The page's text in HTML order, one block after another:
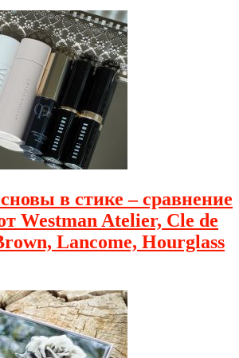
в стике – сравнение
Westman Atelier, Cle de
Lancome, Hourglass